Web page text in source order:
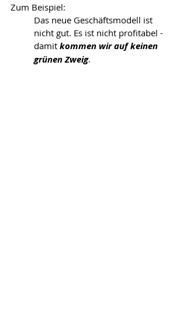
Zum Beispiel:
Das neue Geschäftsmodell ist
nicht gut. Es ist nicht profitabel -
damit kommen wir auf keinen
grünen Zweig.